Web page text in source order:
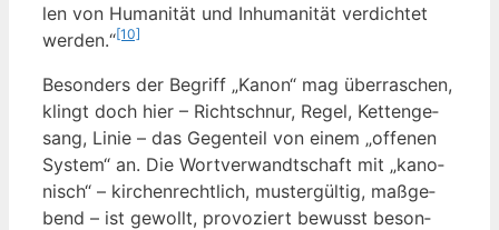
len von Huma­ni­tät und Inhu­ma­ni­tät ver­dich­tet
wer­den.“[10]
Beson­ders der Begriff „Kanon“ mag über­ra­schen,
klingt doch hier – Richt­schnur, Regel, Ket­ten­ge­
sang, Linie – das Gegen­teil von einem „offe­nen
Sys­tem“ an. Die Wort­ver­wandt­schaft mit „kano­
nisch“ – kir­chen­recht­lich, mus­ter­gül­tig, maß­ge­
bend – ist gewollt, pro­vo­ziert bewusst beson­